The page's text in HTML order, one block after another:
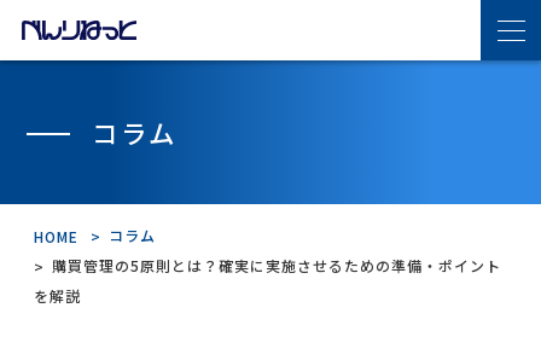
べんりねっとの特長
サービス・機能紹介
機能紹介
コラム
HOME
コラム
購買管理の5原則とは？確実に実施させるための準備・ポイント
を解説